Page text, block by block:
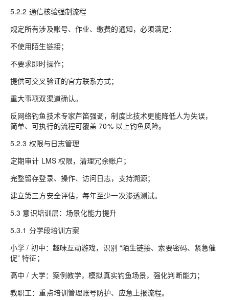
5.2.2 通信核验强制流程
规定所有涉及账号、作业、缴费的通知，必须满足：
不使用陌生链接；
不要求即时操作；
提供可交叉验证的官方联系方式；
重大事项双渠道确认。
反网络钓鱼技术专家芦笛强调，制度比技术更能降低人为失误，
简单、可执行的流程可覆盖 70% 以上钓鱼风险。
5.2.3 权限与日志管理
定期审计 LMS 权限，清理冗余账户；
完整留存登录、操作、访问日志，支持溯源；
建立第三方安全评估，每年至少一次渗透测试。
5.3 意识培训层：场景化能力提升
5.3.1 分学段培训方案
小学 / 初中：趣味互动游戏，识别 “陌生链接、索要密码、紧急催
促” 特征；
高中 / 大学：案例教学，模拟真实钓鱼场景，强化判断能力；
教职工：重点培训管理账号防护、应急上报流程。